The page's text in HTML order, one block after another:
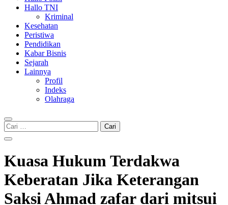
Hallo TNI
Kriminal
Kesehatan
Peristiwa
Pendidikan
Kabar Bisnis
Sejarah
Lainnya
Profil
Indeks
Olahraga
Cari
untuk:
Kuasa Hukum Terdakwa
Keberatan Jika Keterangan
Saksi Ahmad zafar dari mitsui